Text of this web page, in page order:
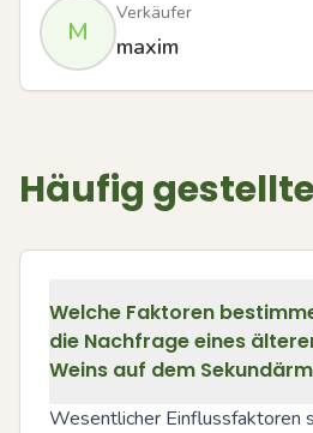
M
Verkäufer
maxim
Häufig
Welche Faktoren
die Nachfrage eines
Weins auf dem
Wesentlicher Einflussfaktoren